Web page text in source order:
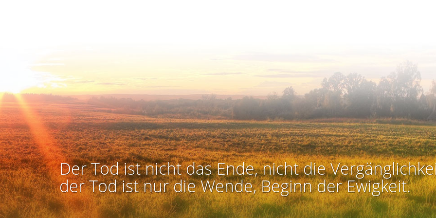
Der Tod ist nicht das Ende, nicht die
der Tod ist nur die Wende, Beginn der Ewigkeit.